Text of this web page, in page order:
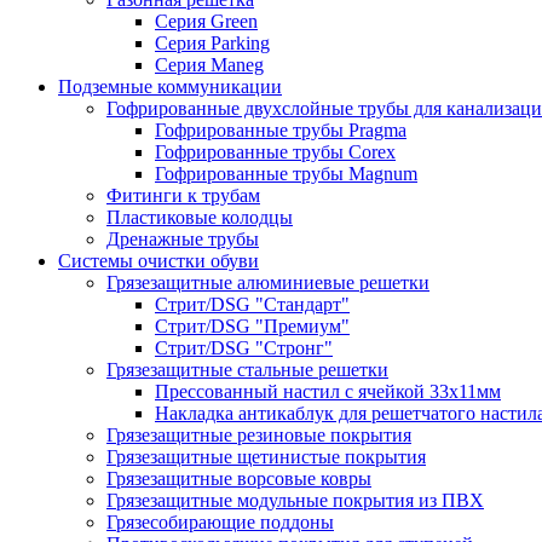
Серия Green
Серия Parking
Серия Maneg
Подземные коммуникации
Гофрированные двухслойные трубы для
Гофрированные трубы Pragma
Гофрированные трубы Corex
Гофрированные трубы Magnum
Фитинги к трубам
Пластиковые колодцы
Дренажные трубы
Системы очистки обуви
Грязезащитные алюминиевые решетки
Стрит/DSG "Стандарт"
Стрит/DSG "Премиум"
Стрит/DSG "Стронг"
Грязезащитные стальные решетки
Прессованный настил с ячейкой 33х11мм
Накладка антикаблук для решетчатого
Грязезащитные резиновые покрытия
Грязезащитные щетинистые покрытия
Грязезащитные ворсовые ковры
Грязезащитные модульные покрытия из ПВХ
Грязесобирающие поддоны